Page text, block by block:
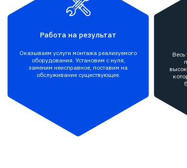
Работа на результат
Оказываем услуги монтажа реализуемого
оборудования. Установим с нуля,
заменим неисправное, поставим на
обслуживание существующее.
Весь